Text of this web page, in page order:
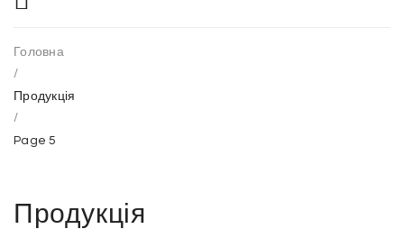
Головна
/
Продукція
/
Page 5
Продукція